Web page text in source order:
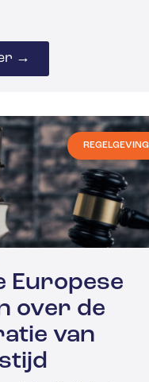
→
REGELGEVING
Europese
over de
van